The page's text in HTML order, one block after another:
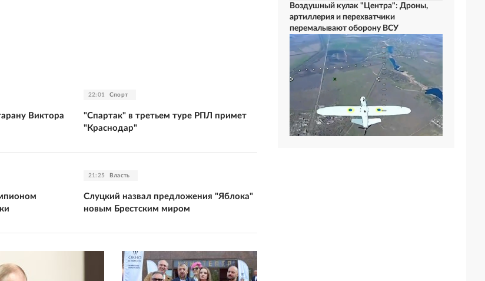
Виктора
22:01 Спорт
"Спартак" в третьем туре РПЛ примет
"Краснодар"
21:25 Власть
Слуцкий назвал предложения "Яблока"
новым Брестским миром
Воздушный кулак "Центра": Дроны,
артиллерия и перехватчики
перемалывают оборону ВСУ